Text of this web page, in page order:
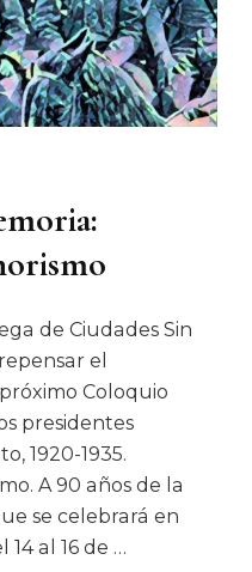
Anza…
de Ciudades Sin
el
Coloquio
presidentes
1920-1935.
A 90 años de la
se celebrará en
14 al 16 de …